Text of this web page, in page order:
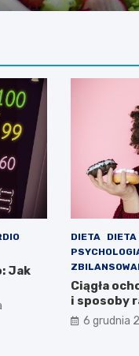
Jak
DIETA DIETA
Ciągła
i sposoby
6 grudnia